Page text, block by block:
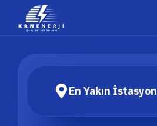
En Yakın İstasyon